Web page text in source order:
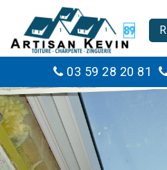
03 59 28 20 81